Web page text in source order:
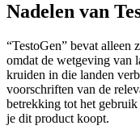
Nadelen van
“TestoGen” bevat alleen
omdat de wetgeving van
kruiden in die landen
voorschriften van de
betrekking tot het
je dit product koopt.